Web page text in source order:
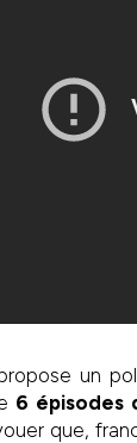
un
6 épisodes
que,